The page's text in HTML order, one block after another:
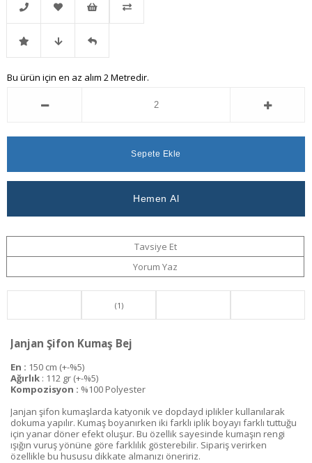
Telefonla
Sipariş
Favorilere
Ekle
İstek
Listeme
İndirimli Fiyat
Ver
Gelince
Bu ürün için en az alım 2 Metredir.
Tavsiye Et
Yorum Yaz
(1)
Janjan Şifon Kumaş Bej
En : 150 cm (+-%5)
Ağırlık : 112 gr (+-%5)
Kompozisyon : %100 Polyester
Janjan şifon kumaşlarda katyonik ve dopdayd iplikler kullanılarak
dokuma yapılır. Kumaş boyanırken iki farklı iplik boyayı farklı tuttuğu
için yanar döner efekt oluşur. Bu özellik sayesinde kumaşın rengi
ışığın vuruş yönüne göre farklılık gösterebilir. Sipariş verirken
özellikle bu hususu dikkate almanızı öneririz.